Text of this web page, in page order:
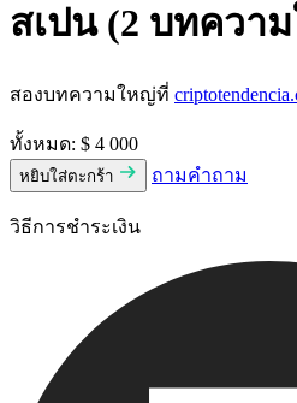
สเปน (2 บทควา
สองบทความใหญ่ที่
ทั้งหมด: $ 4 000
หยิบใส่ตะกร้า ถามคําถาม
วิธีการชําระเงิน